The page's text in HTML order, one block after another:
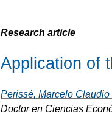
Research article
Application of
Perissé, Marcelo
Doctor en Ciencias